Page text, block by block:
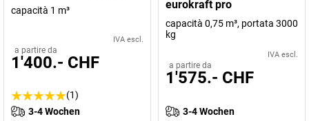
capacità 1 m³
IVA escl.
a partire da
1'400.- CHF
(1)
3-4 Wochen
eurokraft pro
capacità 0,75 m³, portata 3000
kg
IVA escl.
a partire da
1'575.- CHF
3-4 Wochen